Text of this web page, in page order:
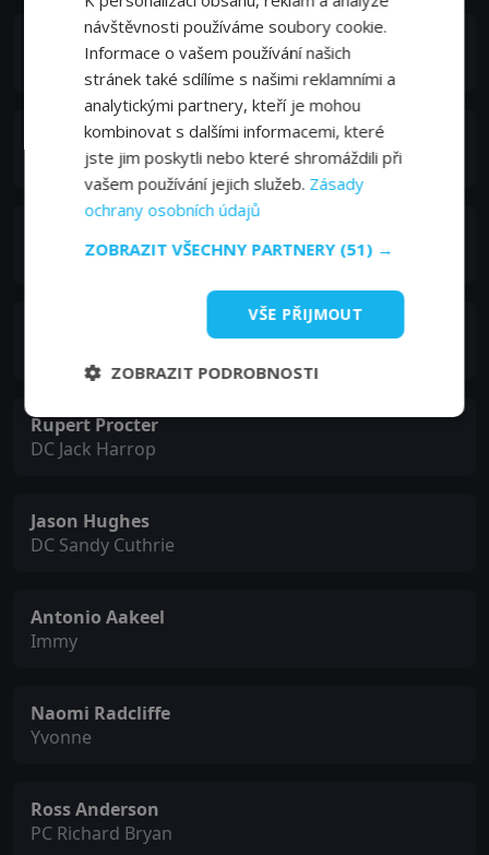
Ria Zmitrowicz
Amber Bowen
Molly Windsor
Holly Winshaw
Ruby Bowen
Rupert Procter
DC Jack Harrop
Jason Hughes
DC Sandy Cuthrie
Antonio Aakeel
Immy
Naomi Radcliffe
Yvonne
Ross Anderson
PC Richard Bryan
návštěvnosti používáme soubory cookie.
Informace o vašem používání našich
stránek také sdílíme s našimi reklamními a
analytickými partnery, kteří je mohou
kombinovat s dalšími informacemi, které
jste jim poskytli nebo které shromáždili při
vašem používání jejich služeb. Zásady
ochrany osobních údajů
ZOBRAZIT VŠECHNY PARTNERY (51) →
VŠE PŘIJMOUT
ZOBRAZIT PODROBNOSTI